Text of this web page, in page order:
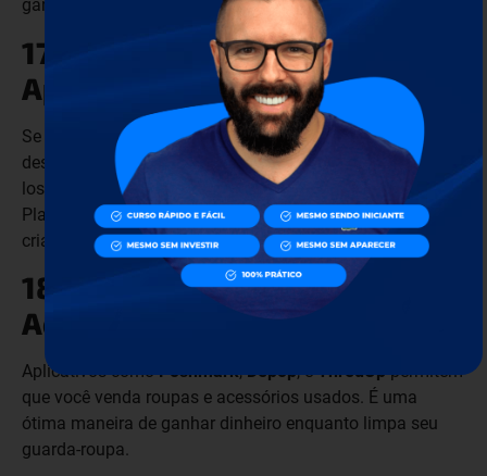
ganhar dinheiro.
17. Desenvolvimento de
Aplicativos e Jogos
Se você tem habilidades em programação, pode
desenvolver seus próprios aplicativos ou jogos e vendê-
los em lojas como a
Google Playe a
Plataformas comoUnitye Unreal Enginefacilitam a
criação de jogos.
18. Revenda de Roupas e
Acessórios
Aplicativos comoPoshmark,Depop, eThredUppermitem
que você venda roupas e acessórios usados. É uma
ótima maneira de ganhar dinheiro enquanto limpa seu
guarda-roupa.